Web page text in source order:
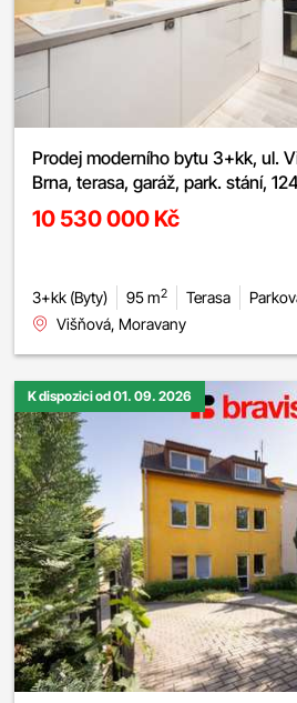
Prodej moderního bytu 3+kk, ul. Višňová, Moravany u
Brna, terasa, garáž, park. stání,
10 530 000 Kč
3+kk (Byty) 95 m2 Terasa
Višňová, Moravany
K dispozici od 01. 09. 2026